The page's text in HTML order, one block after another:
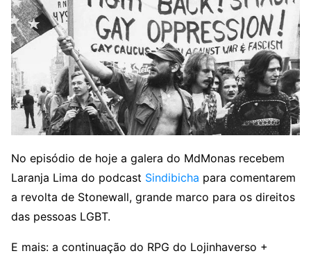
No episódio de hoje a galera do MdMonas recebem
Laranja Lima do podcast Sindibicha para comentarem
a revolta de Stonewall, grande marco para os direitos
das pessoas LGBT.
E mais: a continuação do RPG do Lojinhaverso +